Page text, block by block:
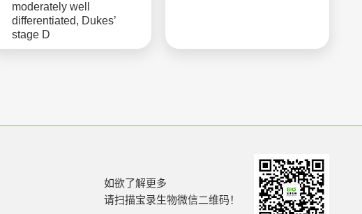
moderately well
differentiated, Dukes’
stage D
如欲了解更多
请扫描宝录生物微信二维码！